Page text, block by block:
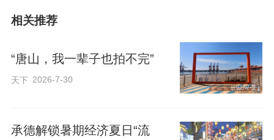
相关推荐
“唐山，我一辈子也拍不完”
天下 2026-7-30
承德解锁暑期经济夏日“流